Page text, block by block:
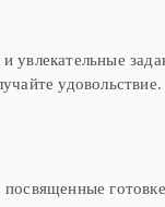
увлекательные